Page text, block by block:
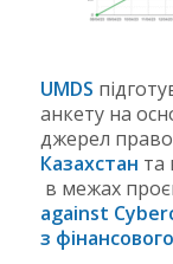
UMDS
анкету на
джерел
Казахстан та
в межах
against
з